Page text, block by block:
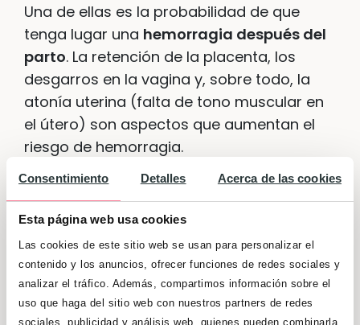
Consentimiento Detalles Acerca de las cookies
Esta página web usa cookies
Las cookies de este sitio web se usan para personalizar el
contenido y los anuncios, ofrecer funciones de redes sociales y
analizar el tráfico. Además, compartimos información sobre el
uso que haga del sitio web con nuestros partners de redes
sociales, publicidad y análisis web, quienes pueden combinarla
Una de ellas es la probabilidad de que
tenga lugar una hemorragia después del
parto. La retención de la placenta, los
desgarros en la vagina y, sobre todo, la
atonía uterina (falta de tono muscular en
el útero) son aspectos que aumentan el
riesgo de hemorragia.
Algunos especialistas coinciden en que
es
preferible que el alumbramiento sea
genere la suficiente oxitocina. Y es que el
alumbramiento dirigido puede aumentar
las posibilidades de sufrir lesiones o